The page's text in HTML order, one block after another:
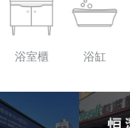
浴室櫃 浴缸